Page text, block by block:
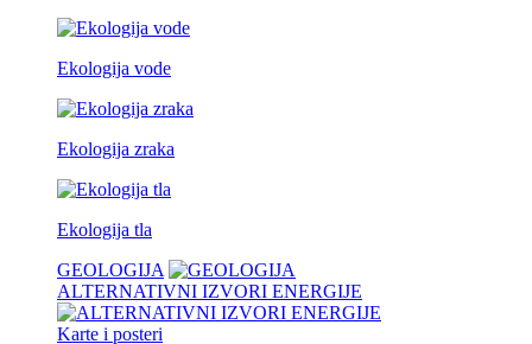
Ekologija vode
Ekologija zraka
Ekologija tla
GEOLOGIJA
ALTERNATIVNI IZVORI ENERGIJE
Karte i posteri